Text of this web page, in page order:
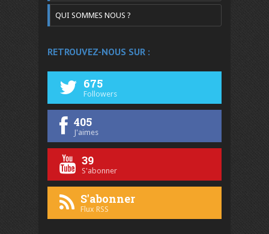
QUI SOMMES NOUS ?
RETROUVEZ-NOUS SUR :
675
Followers
405
J'aimes
39
S'abonner
S'abonner
Flux RSS